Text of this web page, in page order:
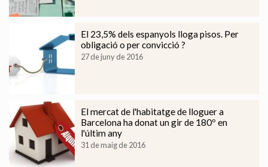
El 23,5% dels espanyols lloga pisos. Per
obligació o per convicció ?
27 de juny de 2016
El mercat de l'habitatge de lloguer a
Barcelona ha donat un gir de 180º en
l'últim any
31 de maig de 2016
Modificar cookies
Tècniques i funcionals
Sempre activades
Aquest lloc web utilitza cookies pròpies per recopilar
informació amb la finalitat de millorar els nostres serveis.
Si continua navegant, suposa l'acceptació de la instal·lació
de les mateixes. L'usuari té la possibilitat de configurar el